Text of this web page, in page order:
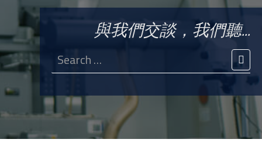
與我們交談，我們聽...
Search
for: